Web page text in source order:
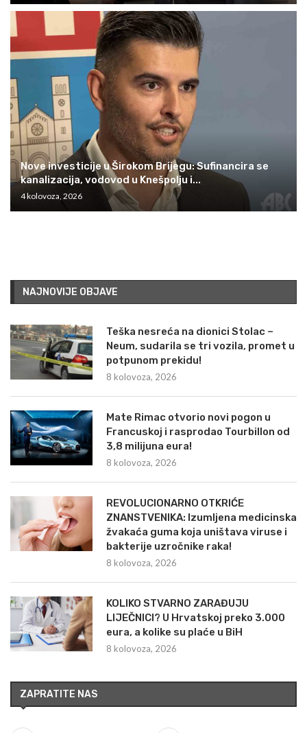
Nove investicije u Širokom Brijegu: Sufinancira se
kanalizacija, vodovod u Knešpolju i...
4 kolovoza, 2026
NAJNOVIJE OBJAVE
Teška nesreća na dionici Stolac –
Neum, sudarila se tri vozila, promet u
potpunom prekidu!
8 kolovoza, 2026
Mate Rimac otvorio novi pogon u
Francuskoj i rasprodao Tourbillon od
3,8 milijuna eura!
8 kolovoza, 2026
REVOLUCIONARNO OTKRIĆE
ZNANSTVENIKA: Izumljena medicinska
žvakaća guma koja uništava viruse i
bakterije uzročnike raka!
8 kolovoza, 2026
KOLIKO STVARNO ZARAĐUJU
LIJEČNICI? U Hrvatskoj preko 3.000
eura, a kolike su plaće u BiH
8 kolovoza, 2026
ZAPRATITE NAS